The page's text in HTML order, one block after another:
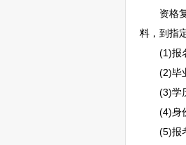
资格复
料，到指
(1)报
(2)毕业
(3)学历
(4)身份
(5)报考“